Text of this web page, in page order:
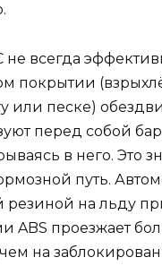
всегда
покрытии
или песке)
перед собой
в него. Это
путь.
на льду
ABS проезжает
на